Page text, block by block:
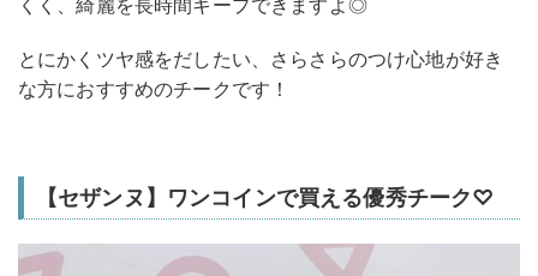
くく、綺麗を長時間キープできますよ◎
とにかくツヤ感をだしたい、さらさらのつけ心地が好き
な方におすすめのチークです！
【セザンヌ】ワンコインで買える優秀チーク♡